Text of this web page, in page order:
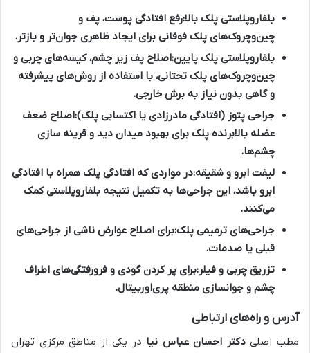
بلفاروپلاستی پلک بالا:رفع افتادگی پوست، پف و
چین‌وچروک‌های پلک فوقانی برای ایجاد ظاهری جوان‌تر و بازتر.
بلفاروپلاستی پلک پایین:اصلاح پف زیر چشم، کیسه‌های چربی و
چین‌وچروک‌های پلک تحتانی، با استفاده از روش‌های پیشرفته
و گاهی بدون نیاز به برش خارجی.
جراحی پتوز (افتادگی مادرزادی یا اکتسابی پلک):اصلاح ضعف
عضله بالابرنده پلک برای بهبود میدان دید و قرینه سازی
چشم‌ها.
لیفت ابرو و شقیقه:در مواردی که افتادگی پلک همراه با افتادگی
ابرو باشد، این جراحی‌ها به تکمیل نتیجه بلفاروپلاستی کمک
می‌کنند.
جراحی‌های ترمیمی پلک:برای اصلاح عوارض ناشی از جراحی‌های
قبلی یا صدمات.
تزریق چربی و فیلر:برای پر کردن گودی و فرورفتگی‌های اطراف
چشم و جوانسازی منطقه پری‌اوربیتال.
آدرس و راه‌های ارتباطی
مطب اصلیدکتر احسان عباس نیا در یکی از مناطق مرکزی تهران